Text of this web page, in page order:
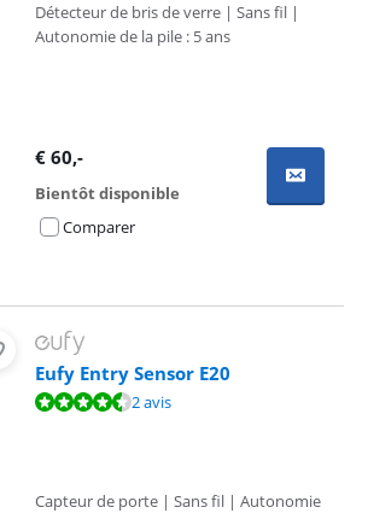
Détecteur de bris de verre | Sans fil |
Autonomie de la pile : 5 ans
€ 60,-
Bientôt disponible
Comparer
Eufy Entry Sensor E20
10, basée sur 2 avis.2 avis
Capteur de porte | Sans fil | Autonomie